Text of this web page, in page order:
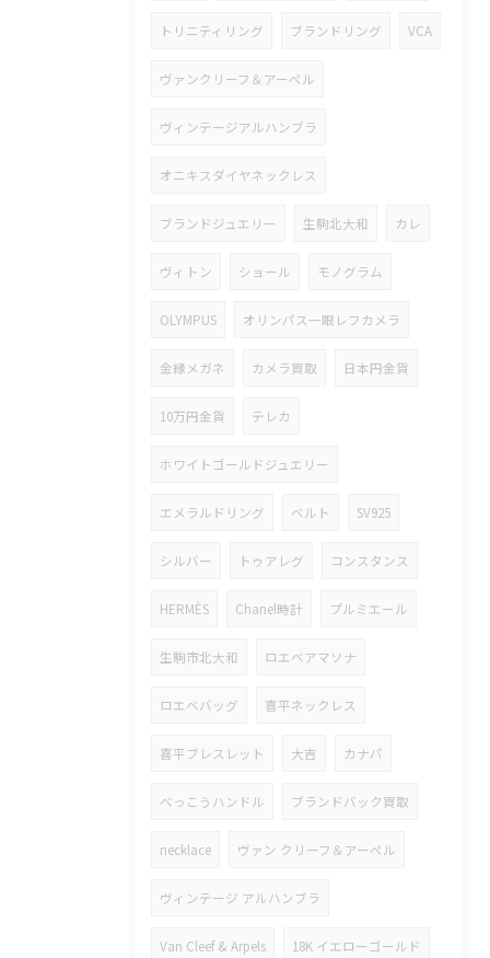
トリニティリング ブランドリング VCA
ヴァンクリーフ＆アーペル
ヴィンテージアルハンブラ
オニキスダイヤネックレス
ブランドジュエリー 生駒北大和 カレ
ヴィトン ショール モノグラム
OLYMPUS オリンパス一眼レフカメラ
金縁メガネ カメラ買取 日本円金貨
10万円金貨 テレカ
ホワイトゴールドジュエリー
エメラルドリング ベルト SV925
シルバー トゥアレグ コンスタンス
HERMÈS Chanel時計 プルミエール
生駒市北大和 ロエベアマソナ
ロエベバッグ 喜平ネックレス
喜平ブレスレット 大吉 カナパ
べっこうハンドル ブランドバック買取
necklace ヴァン クリーフ＆アーペル
ヴィンテージ アルハンブラ
Van Cleef & Arpels 18K イエローゴールド